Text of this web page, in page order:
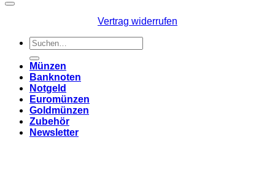
Vertrag widerrufen
Suchen
nach:
Münzen
Banknoten
Notgeld
Euromünzen
Goldmünzen
Zubehör
Newsletter